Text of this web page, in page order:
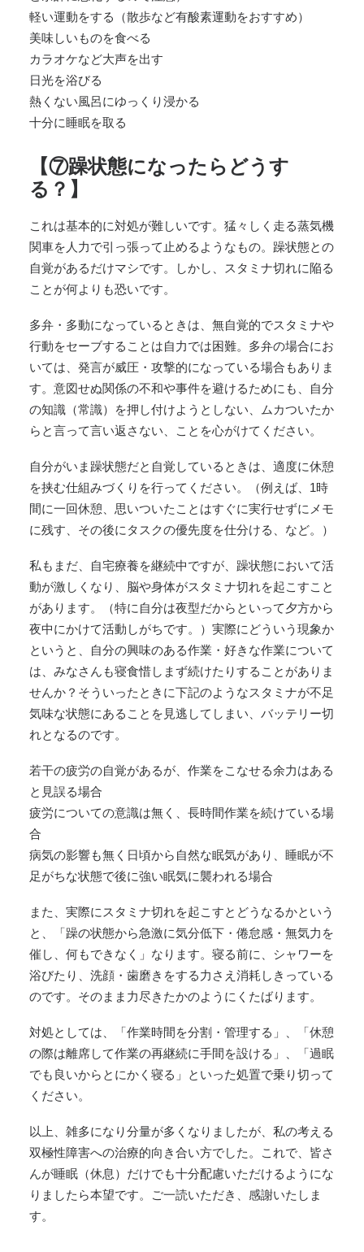
軽い運動をする（散歩など有酸素運動をおすすめ）
美味しいものを食べる
カラオケなど大声を出す
日光を浴びる
熱くない風呂にゆっくり浸かる
十分に睡眠を取る
【⑦躁状態になったらどうす
る？】
これは基本的に対処が難しいです。猛々しく走る蒸気機
関車を人力で引っ張って止めるようなもの。躁状態との
自覚があるだけマシです。しかし、スタミナ切れに陥る
ことが何よりも恐いです。
多弁・多動になっているときは、無自覚的でスタミナや
行動をセーブすることは自力では困難。多弁の場合にお
いては、発言が威圧・攻撃的になっている場合もありま
す。意図せぬ関係の不和や事件を避けるためにも、自分
の知識（常識）を押し付けようとしない、ムカついたか
らと言って言い返さない、ことを心がけてください。
自分がいま躁状態だと自覚しているときは、適度に休憩
を挟む仕組みづくりを行ってください。（例えば、1時
間に一回休憩、思いついたことはすぐに実行せずにメモ
に残す、その後にタスクの優先度を仕分ける、など。）
私もまだ、自宅療養を継続中ですが、躁状態において活
動が激しくなり、脳や身体がスタミナ切れを起こすこと
があります。（特に自分は夜型だからといって夕方から
夜中にかけて活動しがちです。）実際にどういう現象か
というと、自分の興味のある作業・好きな作業について
は、みなさんも寝食惜しまず続けたりすることがありま
せんか？そういったときに下記のようなスタミナが不足
気味な状態にあることを見逃してしまい、バッテリー切
れとなるのです。
若干の疲労の自覚があるが、作業をこなせる余力はある
と見誤る場合
疲労についての意識は無く、長時間作業を続けている場
合
病気の影響も無く日頃から自然な眠気があり、睡眠が不
足がちな状態で後に強い眠気に襲われる場合
また、実際にスタミナ切れを起こすとどうなるかという
と、「躁の状態から急激に気分低下・倦怠感・無気力を
催し、何もできなく」なります。寝る前に、シャワーを
浴びたり、洗顔・歯磨きをする力さえ消耗しきっている
のです。そのまま力尽きたかのようにくたばります。
対処としては、「作業時間を分割・管理する」、「休憩
の際は離席して作業の再継続に手間を設ける」、「過眠
でも良いからとにかく寝る」といった処置で乗り切って
ください。
以上、雑多になり分量が多くなりましたが、私の考える
双極性障害への治療的向き合い方でした。これで、皆さ
んが睡眠（休息）だけでも十分配慮いただけるようにな
りましたら本望です。ご一読いただき、感謝いたしま
す。